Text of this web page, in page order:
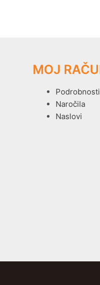
MOJ
Naročila
Naslovi